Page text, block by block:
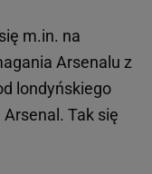
m.in. na
Arsenalu z
londyńskiego
Tak się